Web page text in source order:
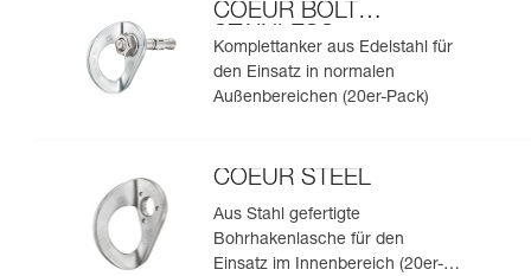
COEUR BOLT
STAINLESS
Komplettanker aus Edelstahl für
den Einsatz in normalen
Außenbereichen (20er-Pack)
COEUR STEEL
Aus Stahl gefertigte
Bohrhakenlasche für den
Einsatz im Innenbereich (20er-